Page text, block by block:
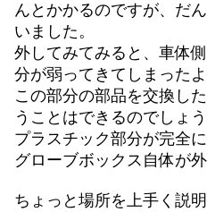
んとかかるのですが、だ
いました。
外してみてみると、車体
分が弱ってきてしまった
この部分の部品を交換し
うことはできるのでしょう
プラスチック部分が完全
グローブボックス自体が
ちょっと場所を上手く説